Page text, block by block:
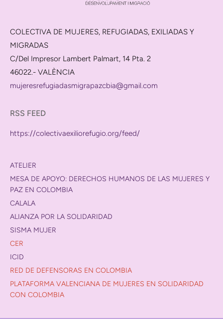
COLECTIVA DE MUJERES, REFUGIADAS, EXILIADAS Y
MIGRADAS
C/Del Impresor Lambert Palmart, 14 Pta. 2
46022.- VALÈNCIA
mujeresrefugiadasmigrapazcbia@gmail.com
RSS FEED
https://colectivaexiliorefugio.org/feed/
ATELIER
MESA DE APOYO: DERECHOS HUMANOS DE LAS MUJERES Y
PAZ EN COLOMBIA
CALALA
ALIANZA POR LA SOLIDARIDAD
SISMA MUJER
CER
ICID
RED DE DEFENSORAS EN COLOMBIA
PLATAFORMA VALENCIANA DE MUJERES EN SOLIDARIDAD
CON COLOMBIA